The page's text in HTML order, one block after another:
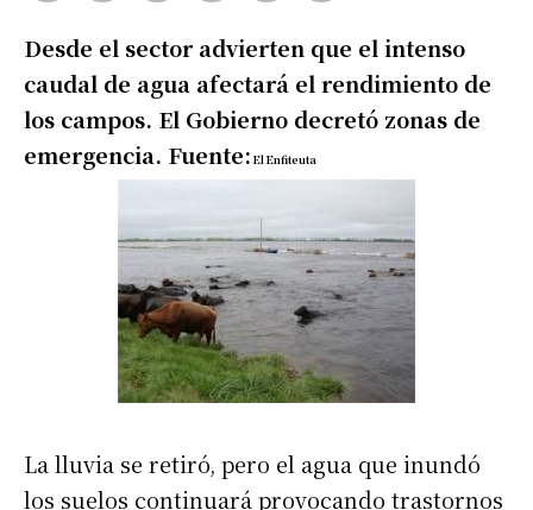
Desde el sector advierten que el intenso
caudal de agua afectará el rendimiento de
los campos. El Gobierno decretó zonas de
emergencia. Fuente: El Enfiteuta
La lluvia se retiró, pero el agua que inundó
los suelos continuará provocando trastornos